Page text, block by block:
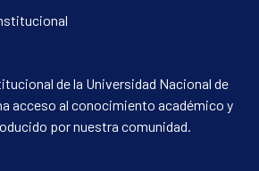
de la Universidad Nacional de
acceso al conocimiento académico y
por nuestra comunidad.